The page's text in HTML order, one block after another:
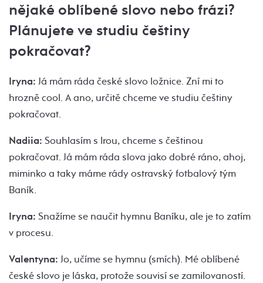
nějaké oblíbené slovo nebo frázi?
Plánujete ve studiu češtiny
pokračovat?
Iryna: Já mám ráda české slovo ložnice. Zní mi to
hrozně cool. A ano, určitě chceme ve studiu češtiny
pokračovat.
Nadiia: Souhlasím s Irou, chceme s češtinou
pokračovat. Já mám ráda slova jako dobré ráno, ahoj,
miminko a taky máme rády ostravský fotbalový tým
Baník.
Iryna: Snažíme se naučit hymnu Baníku, ale je to zatím
v procesu.
Valentyna: Jo, učíme se hymnu (smích). Mé oblíbené
české slovo je láska, protože souvisí se zamilovaností.